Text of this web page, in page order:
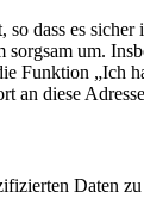
dass es
um.
Funktion
an diese
Daten